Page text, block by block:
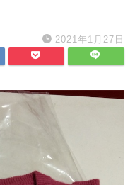
2021年1月27日